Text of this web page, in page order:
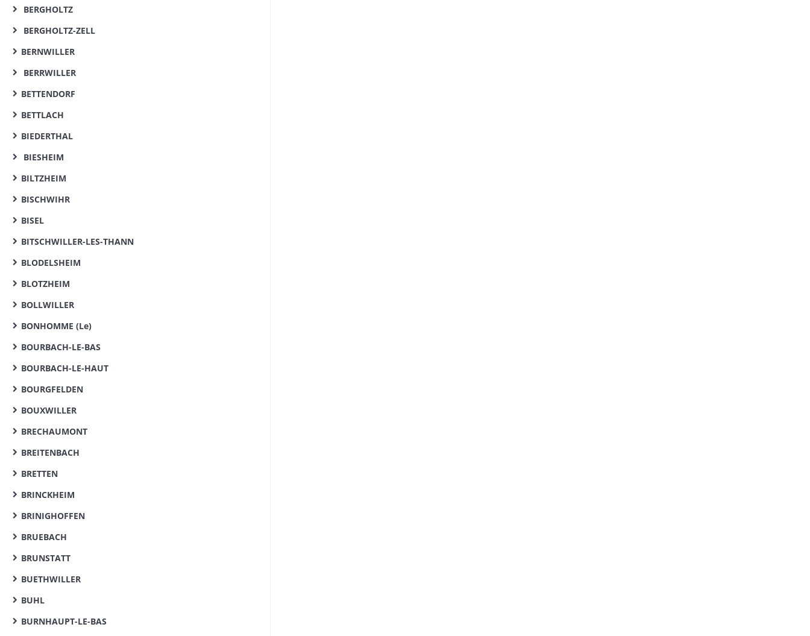
BERGHOLTZ
BERGHOLTZ-ZELL
BERNWILLER
BERRWILLER
BETTENDORF
BETTLACH
BIEDERTHAL
BIESHEIM
BILTZHEIM
BISCHWIHR
BISEL
BITSCHWILLER-LES-THANN
BLODELSHEIM
BLOTZHEIM
BOLLWILLER
BONHOMME (Le)
BOURBACH-LE-BAS
BOURBACH-LE-HAUT
BOURGFELDEN
BOUXWILLER
BRECHAUMONT
BREITENBACH
BRETTEN
BRINCKHEIM
BRINIGHOFFEN
BRUEBACH
BRUNSTATT
BUETHWILLER
BUHL
BURNHAUPT-LE-BAS